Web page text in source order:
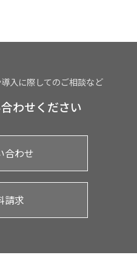
入に際してのご相談など
わせください
合わせ
請求